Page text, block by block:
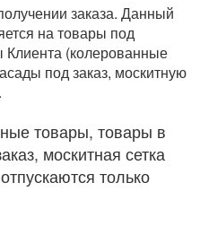
заказа. Данный
на товары под
(колерованные
под заказ, москитную
товары, товары в
москитная сетка
отпускаются только